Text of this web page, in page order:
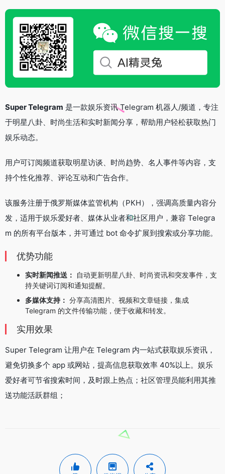
Super Telegram 是一款娱乐资讯 Telegram 机器人/频道，专注
于明星八卦、时尚生活和实时新闻分享，帮助用户轻松获取热门
娱乐动态。
用户可订阅频道获取明星访谈、时尚趋势、名人事件等内容，支
持个性化推荐、评论互动和广告合作。
该服务注册于俄罗斯媒体监管机构（РКН），强调高质量内容分
发，适用于娱乐爱好者、媒体从业者和社区用户，兼容 Telegra
m 的所有平台版本，并可通过 bot 命令扩展到搜索或分享功能。
优势功能
实时新闻推送：
自动更新明星八卦、时尚资讯和突发事件，支
持关键词订阅和通知提醒。
多媒体支持： 分享高清图片、视频和文章链接，集成
Telegram 的文件传输功能，便于收藏和转发。
实用效果
Super Telegram 让用户在 Telegram 内一站式获取娱乐资讯，
避免切换多个 app 或网站，提高信息获取效率 40%以上。娱乐
爱好者可节省搜索时间，及时跟上热点；社区管理员能利用其推
送功能活跃群组；